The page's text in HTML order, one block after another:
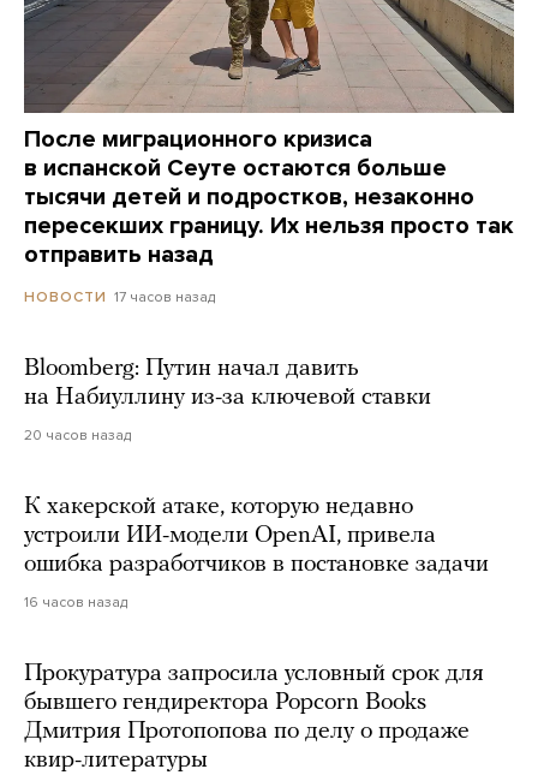
После миграционного кризиса
в испанской Сеуте остаются больше
тысячи детей и подростков, незаконно
пересекших границу. Их нельзя просто так
отправить назад
НОВОСТИ 17 часов назад
Bloomberg: Путин начал давить
на Набиуллину из-за ключевой ставки
20 часов назад
К хакерской атаке, которую недавно
устроили ИИ-модели OpenAI, привела
ошибка разработчиков в постановке задачи
16 часов назад
Прокуратура запросила условный срок для
бывшего гендиректора Popcorn Books
Дмитрия Протопопова по делу о продаже
квир-литературы